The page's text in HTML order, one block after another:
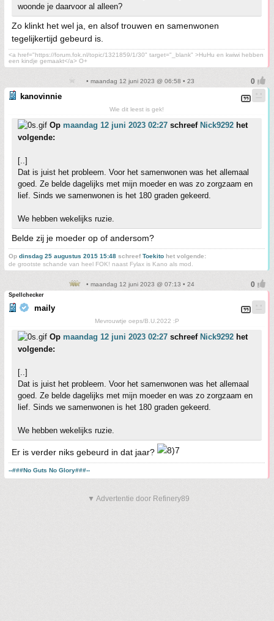
woonde je daarvoor al alleen?
Zo klinkt het wel ja, en alsof trouwen en samenwonen
tegelijkertijd gebeurd is.
<a href="https://forum.fok.nl/topic/1321859/1/30" target="_blank" >HuHu en kwiwi hebben
een kindje gemaakt</a> O+
• maandag 12 juni 2023 @ 06:58 • 23
kanovinnie
Wie dit leest is gek!
Op maandag 12 juni 2023 02:27 schreef Nick9292 het
volgende:
[..]
Dat is juist het probleem. Voor het samenwonen was het allemaal
goed. Ze belde dagelijks met mijn moeder en was zo zorgzaam en
lief. Sinds we samenwonen is het 180 graden gekeerd.
We hebben wekelijks ruzie.
Belde zij je moeder op of andersom?
Op dinsdag 25 augustus 2015 15:48 schreefToekito het volgende:
de grootste schande van heel FOK! naast Fylax is Kano als mod.
• maandag 12 juni 2023 @ 07:13 • 24
Spellchecker
maily
Mevrouwtje oeps/B.U.2022 :P
Op maandag 12 juni 2023 02:27 schreef Nick9292 het
volgende:
[..]
Dat is juist het probleem. Voor het samenwonen was het allemaal
goed. Ze belde dagelijks met mijn moeder en was zo zorgzaam en
lief. Sinds we samenwonen is het 180 graden gekeerd.
We hebben wekelijks ruzie.
Er is verder niks gebeurd in dat jaar?
--###No Guts No Glory###--
▼ Advertentie door Refinery89